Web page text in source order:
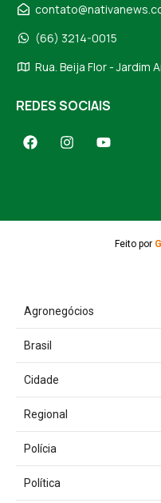
(66) 3214-0015
Rua. Beija Flor - Jardim
REDES SOCIAIS
Feito por
Agronegócios
Brasil
Cidade
Regional
Polícia
Política